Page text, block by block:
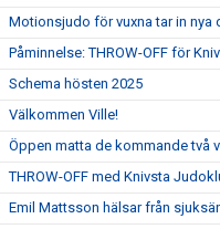
Motionsjudo för vuxna tar in nya
Påminnelse: THROW-OFF för
Schema hösten 2025
Välkommen Ville!
Öppen matta de kommande två
THROW-OFF med Knivsta
Emil Mattsson hälsar från